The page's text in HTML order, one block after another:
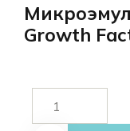
Growth
Количество
товара